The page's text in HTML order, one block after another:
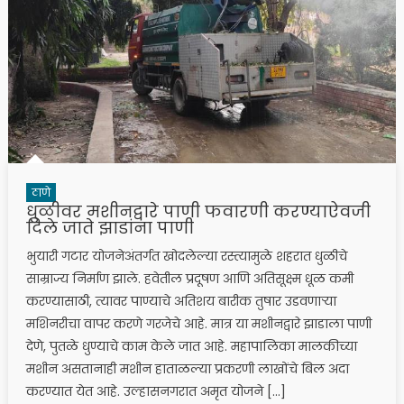
ठाणे
धुळीवर मशीनद्वारे पाणी फवारणी करण्याऐवजी
दिले जाते झाडांना पाणी
भुयारी गटार योजनेअंतर्गत खोदलेल्या रस्त्यामुळे शहरात धुळीचे
साम्राज्य निर्माण झाले. हवेतील प्रदूषण आणि अतिसूक्ष्म धूळ कमी
करण्यासाठी, त्यावर पाण्याचे अतिशय बारीक तुषार उडवणाऱ्या
मशिनरीचा वापर करणे गरजेचे आहे. मात्र या मशीनद्वारे झाडाला पाणी
देणे, पुतळे धुण्याचे काम केले जात आहे. महापालिका मालकीच्या
मशीन असतानाही मशीन हाताळल्या प्रकरणी लाखोंचे बिल अदा
करण्यात येत आहे. उल्हासनगरात अमृत योजने […]